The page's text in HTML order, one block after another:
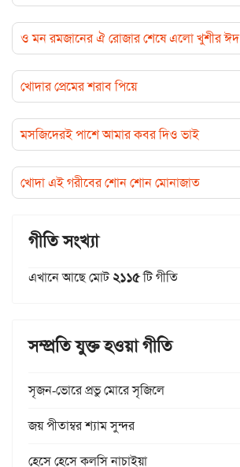
ও মন রমজানের ঐ রোজার শেষে এলো খুশীর ঈদ
খোদার প্রেমের শরাব পিয়ে
মসজিদেরই পাশে আমার কবর দিও ভাই
খোদা এই গরীবের শোন শোন মোনাজাত
গীতি সংখ্যা
এখানে আছে মোট২১১৫টি গীতি
সম্প্রতি যুক্ত হওয়া গীতি
সৃজন-ভোরে প্রভু মোরে সৃজিলে
জয় পীতাম্বর শ্যাম সুন্দর
হেসে হেসে কল্‌সি নাচাইয়া